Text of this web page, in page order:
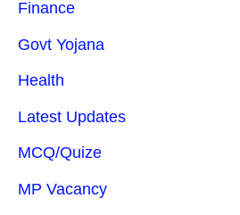
Finance
Govt Yojana
Health
Latest Updates
MCQ/Quize
MP Vacancy